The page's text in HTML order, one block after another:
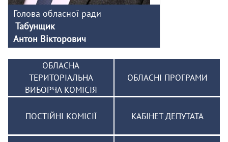
Голова обласної ради
Табунщик
Антон Вікторович
ОБЛАСНА
ТЕРИТОРІАЛЬНА
ВИБОРЧА КОМІСІЯ
ОБЛАСНІ ПРОГРАМИ
ПОСТІЙНІ КОМІСІЇ КАБІНЕТ ДЕПУТАТА